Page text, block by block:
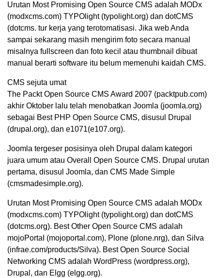
Urutan Most Promising Open Source CMS adalah MODx
(modxcms.com) TYPOlight (typolight.org) dan dotCMS
(dotcms. tur kerja yang terotomatisasi. Jika web Anda
sampai sekarang masih mengirim foto secara manual
misalnya fullscreen dan foto kecil atau thumbnail dibuat
manual berarti software itu belum memenuhi kaidah CMS.
CMS sejuta umat
The Packt Open Source CMS Award 2007 (packtpub.com)
akhir Oktober lalu telah menobatkan Joomla (joomla.org)
sebagai Best PHP Open Source CMS, disusul Drupal
(drupal.org), dan e1071(e107.org).
Joomla tergeser posisinya oleh Drupal dalam kategori
juara umum atau Overall Open Source CMS. Drupal urutan
pertama, disusul Joomla, dan CMS Made Simple
(cmsmadesimple.org).
Urutan Most Promising Open Source CMS adalah MODx
(modxcms.com) TYPOlight (typolight.org) dan dotCMS
(dotcms.org). Best Other Open Source CMS adalah
mojoPortaI (mojoportal.com), Plone (plone.nrg), dan Silva
(infrae.com/products/Silva). Best Open Source Social
Networking CMS adalah WordPress (wordpress.org),
Drupal, dan Elgg (elgg.org).